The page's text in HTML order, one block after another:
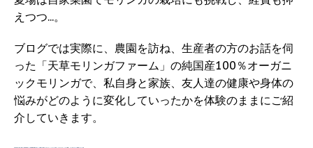
えつつ...。
ブログでは実際に、農園を訪ね、生産者の方のお話を伺
った「天草モリンガファーム」の純国産100％オーガニ
ックモリンガで、私自身と家族、友人達の健康や身体の
悩みがどのように変化していったかを体験のままにご紹
介していきます。